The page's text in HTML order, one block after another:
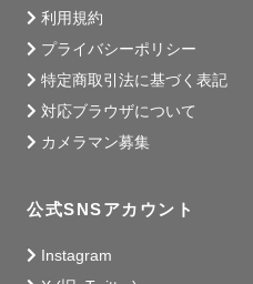
/ 群馬/長野/山梨 /静岡/ 愛知
和歌山/滋賀
旅行が好きでカメラを持って4
おすすめ撮影スポットを熟知
利用規約
プライバシーポリシー
特定商取引法に基づく表記
対応ブラウザについて
カメラマン募集
公式SNSアカウント
Instagram